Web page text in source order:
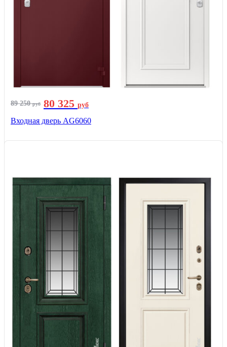
89 250руб 80 325 руб
Входная дверь AG6060